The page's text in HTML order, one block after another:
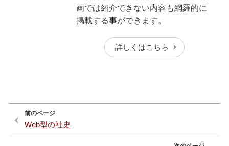
画では紹介できない内容も網羅的に
掲載する事ができます。
詳しくはこちら
Web型の社史